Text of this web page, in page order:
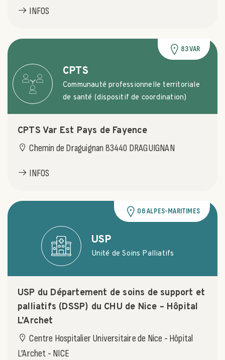
INFOS
CPTS
Communauté professionnelle territoriale
de santé (dispositif de coordination)
83 VAR
CPTS Var Est Pays de Fayence
Chemin de Draguignan 83440 DRAGUIGNAN
INFOS
USP
Unité de Soins Palliatifs
06 ALPES-MARITIMES
USP du Département de soins de support et
palliatifs (DSSP) du CHU de Nice – Hôpital
L’Archet
Centre Hospitalier Universitaire de Nice - Hôpital
L’Archet - NICE